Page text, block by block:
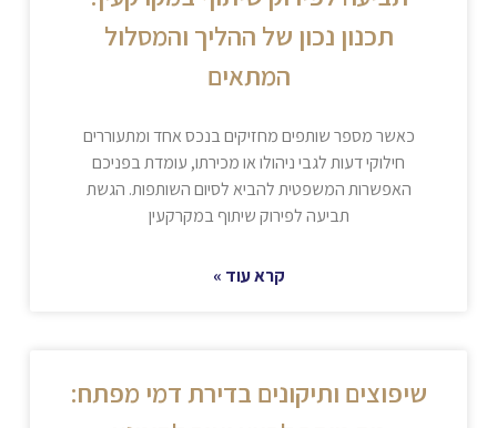
תכנון נכון של ההליך והמסלול
המתאים
כאשר מספר שותפים מחזיקים בנכס אחד ומתעוררים
חילוקי דעות לגבי ניהולו או מכירתו, עומדת בפניכם
האפשרות המשפטית להביא לסיום השותפות. הגשת
תביעה לפירוק שיתוף במקרקעין
קרא עוד »
שיפוצים ותיקונים בדירת דמי מפתח: